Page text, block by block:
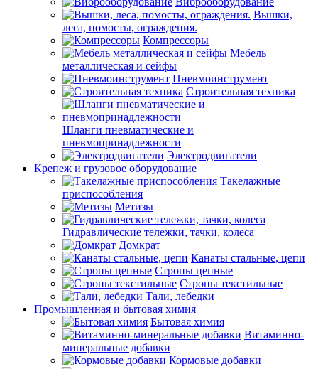
Вышки,
леса, помосты, ограждения.
Компрессоры
Мебель
металлическая и сейфы
Пневмоинструмент
Строительная техника
Шланги пневматические и
пневмопринадлежности
Электродвигатели
Крепеж и грузовое оборудование
Такелажные
приспособления
Метизы
Гидравлические тележки, тачки, колеса
Домкрат
Канаты стальные, цепи
Стропы цепные
Стропы текстильные
Тали, лебедки
Промышленная и бытовая химия
Бытовая химия
Витаминно-
минеральные добавки
Кормовые добавки